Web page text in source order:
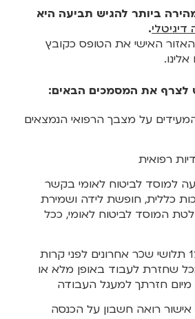
ביותר להגיש תביעה היא
.
האישי את הטופס כקובץ
לצרף את המסמכים הבאים:
המעידים על מצבך הרפואי הנמצאים
רפואית
למוסד לביטוח לאומי בקשר
כללית, חופשת לידה ושמירת
המוסד לביטוח לאומי, ככל
אם הינך שכיר - 12 תלושי שכר אחרונים לפני קרות
שחזרת לעבוד באופן מלא או
חזרתך למעגל העבודה
רואה חשבון על הכנסה